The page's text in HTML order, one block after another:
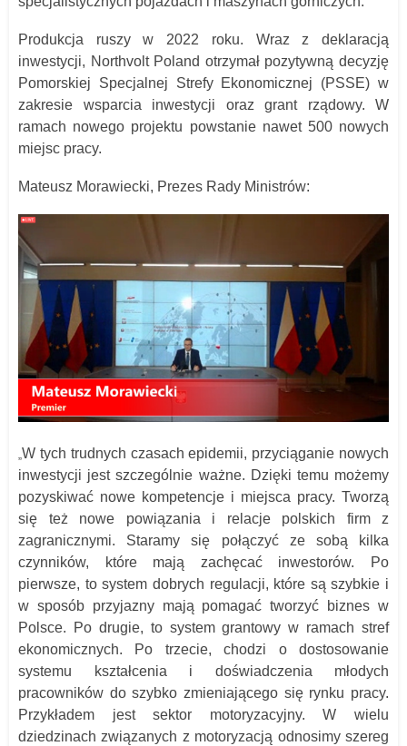
Produkcja ruszy w 2022 roku. Wraz z deklaracją
inwestycji, Northvolt Poland otrzymał pozytywną decyzję
Pomorskiej Specjalnej Strefy Ekonomicznej (PSSE) w
zakresie wsparcia inwestycji oraz grant rządowy. W
ramach nowego projektu powstanie nawet 500 nowych
miejsc pracy.
Mateusz Morawiecki, Prezes Rady Ministrów:
„W tych trudnych czasach epidemii, przyciąganie nowych
inwestycji jest szczególnie ważne. Dzięki temu możemy
pozyskiwać nowe kompetencje i miejsca pracy. Tworzą
się też nowe powiązania i relacje polskich firm z
zagranicznymi. Staramy się połączyć ze sobą kilka
czynników, które mają zachęcać inwestorów. Po
pierwsze, to system dobrych regulacji, które są szybkie i
w sposób przyjazny mają pomagać tworzyć biznes w
Polsce. Po drugie, to system grantowy w ramach stref
ekonomicznych. Po trzecie, chodzi o dostosowanie
systemu kształcenia i doświadczenia młodych
pracowników do szybko zmieniającego się rynku pracy.
Przykładem jest sektor motoryzacyjny. W wielu
dziedzinach związanych z motoryzacją odnosimy szereg